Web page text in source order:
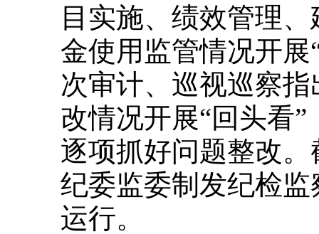
目实施、绩效管理
金使用监管情况开
次审计、巡视巡察
改情况开展“回头看
逐项抓好问题整改
纪委监委制发纪检
运行。